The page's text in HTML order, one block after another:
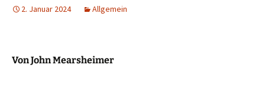
2. Januar 2024 Allgemein
Von John Mearsheimer